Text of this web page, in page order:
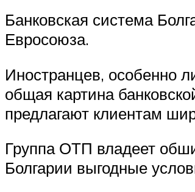
Банковская система
Евросоюза.
Иностранцев, особенно
общая картина
предлагают клиентам
Группа ОТП владеет
Болгарии выгодные